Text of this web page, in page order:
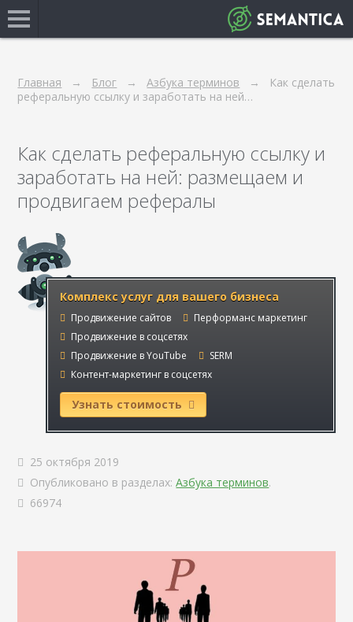
Главная Блог Азбука терминов
Как сделать
реферальную ссылку и заработать на ней…
Как сделать реферальную ссылку и
заработать на ней: размещаем и
продвигаем рефералы
Комплекс услуг для вашего бизнеса
Продвижение сайтов
Перформанс маркетинг
Продвижение в соцсетях
Продвижение в YouTube
SERM
Контент-маркетинг в соцсетях
Узнать стоимость
25 октября 2019
Опубликовано в разделах: Азбука терминов.
66974